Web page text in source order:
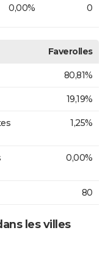
0,00% 0
Faverolles
80,81%
19,19%
1,25%
0,00%
80
les villes